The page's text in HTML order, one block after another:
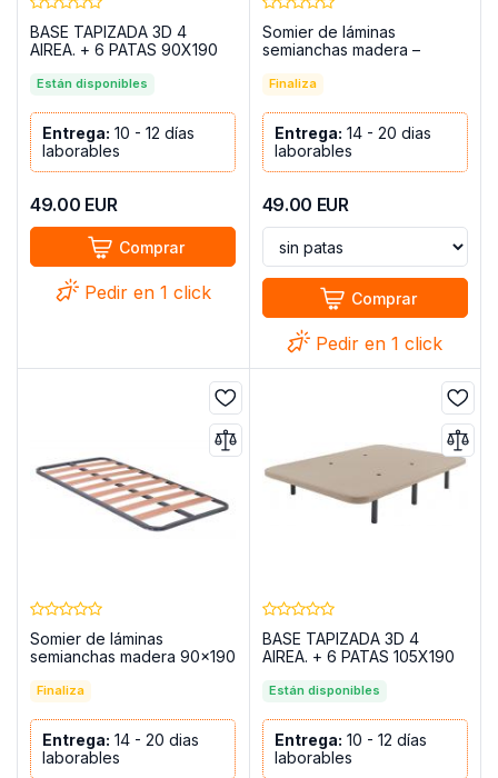
BASE TAPIZADA 3D 4
AIREA. + 6 PATAS 90X190
Están disponibles
Entrega: 10 - 12 días
laborables
49.00 EUR
Comprar
Pedir en 1 click
Somier de láminas
semianchas madera –
Finaliza
Entrega: 14 - 20 dias
laborables
49.00 EUR
Comprar
Pedir en 1 click
Somier de láminas
semianchas madera 90x190
Finaliza
Entrega: 14 - 20 dias
laborables
BASE TAPIZADA 3D 4
AIREA. + 6 PATAS 105X190
Están disponibles
Entrega: 10 - 12 días
laborables